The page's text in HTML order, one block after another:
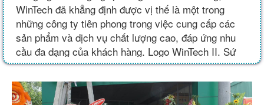
WinTech đã khẳng định được vị thế là một trong
những công ty tiên phong trong việc cung cấp các
sản phẩm và dịch vụ chất lượng cao, đáp ứng nhu
cầu đa dạng của khách hàng. Logo WinTech II. Sứ
mệnh và cam kết: Sứ mệnh của Công ty WinTech là
mang lại sự an toàn và bảo vệ cho cộng đồng thông
qua...Xem chi tiết...